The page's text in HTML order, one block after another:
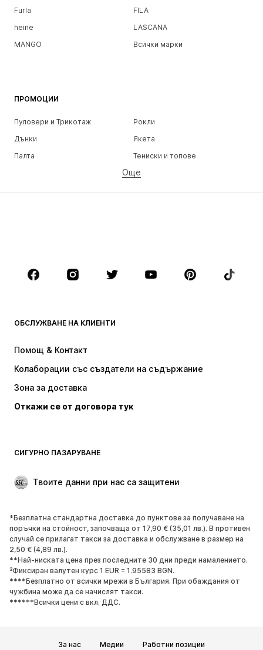
Furla
FILA
heine
LASCANA
MANGO
Всички марки
ПРОМОЦИИ
Пуловери и Трикотаж
Рокли
Дънки
Якета
Палта
Тениски и топове
Бельо
Поли
Блузи и туники
Аксесоари
Premium
НОВО
Пуловери и Трикотаж
Бельо
Палта
Поли
Специални Поводи
ОБУВКИ
НОВО
Популярно
Маратонки
Боти
Обувки с висок ток
Ботуши
Сандали
Ниски обувки
ЕКСКЛУЗИВНО
Още
ОБСЛУЖВАНЕ НА КЛИЕНТИ
Помощ & Контакт
Колаборации със създатели на съдържание
Зона за доставка
Откажи се от договора тук
СИГУРНО ПАЗАРУВАНЕ
Твоите данни при нас са защитени
*Безплатна стандартна доставка до пунктове за получаване на
поръчки на стойност, започваща от 17,90 € (35,01 лв.). В противен
случай се прилагат такси за доставка и обслужване в размер на
2,50 € (4,89 лв.).
**Най-ниската цена през последните 30 дни преди намалението.
³Фиксиран валутен курс 1 EUR = 1.95583 BGN.
****Безплатно от всички мрежи в България. При обаждания от
чужбина може да се начислят такси.
******Всички цени с вкл. ДДС.
За нас Медии Работни позиции